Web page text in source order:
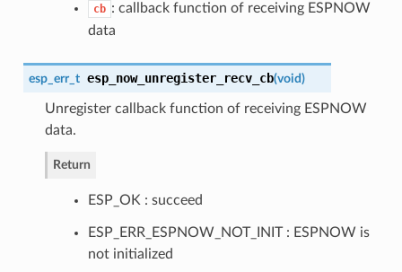
cb : callback function of receiving ESPNOW
data
esp_err_t esp_now_unregister_recv_cb(void)
Unregister callback function of receiving ESPNOW
data.
Return
ESP_OK : succeed
ESP_ERR_ESPNOW_NOT_INIT : ESPNOW is
not initialized